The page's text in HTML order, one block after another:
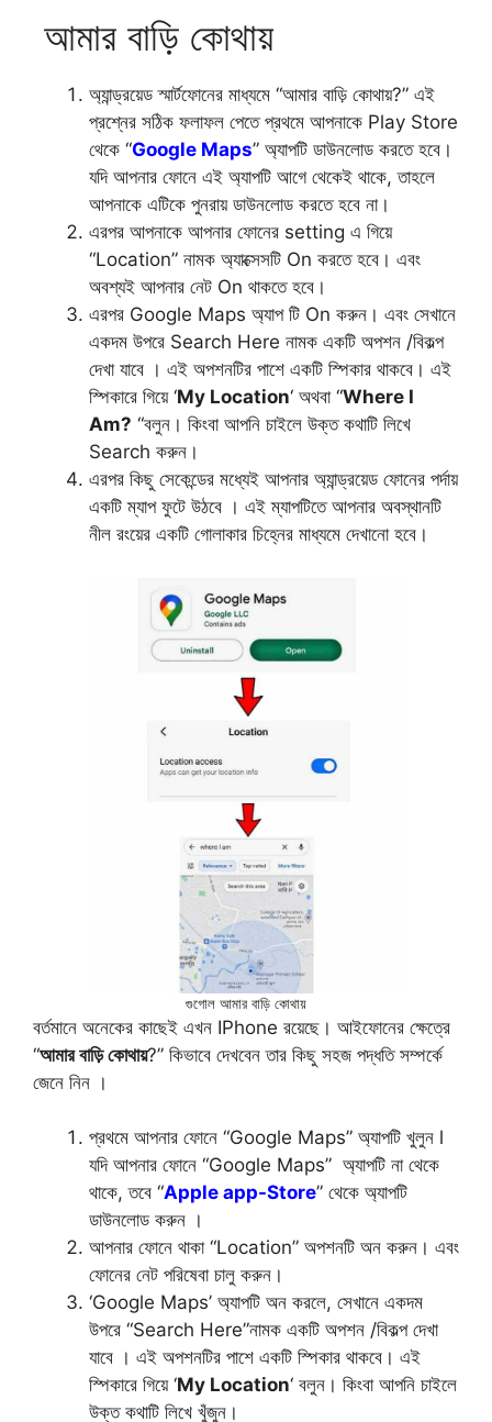
আমার বাড়ি কোথায়
অ্যান্ড্রয়েড স্মার্টফোনের মাধ্যমে “আমার বাড়ি কোথায়?” এই
প্রশ্নের সঠিক ফলাফল পেতে প্রথমে আপনাকে Play Store
থেকে “Google Maps” অ্যাপটি ডাউনলোড করতে হবে।
যদি আপনার ফোনে এই অ্যাপটি আগে থেকেই থাকে, তাহলে
আপনাকে এটিকে পুনরায় ডাউনলোড করতে হবে না।
এরপর আপনাকে আপনার ফোনের setting এ গিয়ে
“Location” নামক অ্যাক্সেসটি On করতে হবে। এবং
অবশ্যই আপনার নেট On থাকতে হবে।
এরপর Google Maps অ্যাপ টি On করুন। এবং সেখানে
একদম উপরে Search Here নামক একটি অপশন /বিকল্প
দেখা যাবে । এই অপশনটির পাশে একটি স্পিকার থাকবে। এই
স্পিকারে গিয়ে ‘My Location‘ অথবা “Where I
Am? “বলুন। কিংবা আপনি চাইলে উক্ত কথাটি লিখে
Search করুন।
এরপর কিছু সেকেন্ডের মধ্যেই আপনার অ্যান্ড্রয়েড ফোনের পর্দায়
একটি ম্যাপ ফুটে উঠবে । এই ম্যাপটিতে আপনার অবস্থানটি
নীল রংয়ের একটি গোলাকার চিহ্নের মাধ্যমে দেখানো হবে।
গুগোল আমার বাড়ি কোথায়
বর্তমানে অনেকের কাছেই এখন IPhone রয়েছে। আইফোনের ক্ষেত্রে
“আমার বাড়ি কোথায়?” কিভাবে দেখবেন তার কিছু সহজ পদ্ধতি সম্পর্কে
জেনে নিন ।
প্রথমে আপনার ফোনে “Google Maps” অ্যাপটি খুলুন l
যদি আপনার ফোনে “Google Maps” অ্যাপটি না থেকে
থাকে, তবে “Apple app-Store” থেকে অ্যাপটি
ডাউনলোড করুন ।
আপনার ফোনে থাকা “Location” অপশনটি অন করুন। এবং
ফোনের নেট পরিষেবা চালু করুন।
‘Google Maps’ অ্যাপটি অন করলে, সেখানে একদম
উপরে “Search Here”নামক একটি অপশন /বিকল্প দেখা
যাবে । এই অপশনটির পাশে একটি স্পিকার থাকবে। এই
স্পিকারে গিয়ে ‘My Location‘ বলুন। কিংবা আপনি চাইলে
উক্ত কথাটি লিখে খুঁজুন।